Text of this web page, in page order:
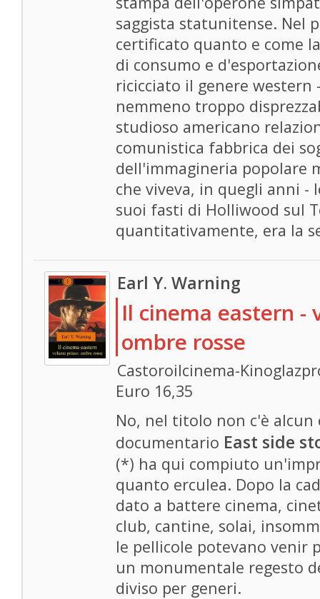
saggista statunitense. Nel
certificato quanto e come
di consumo e
ricicciato il genere
nemmeno troppo
studioso americano
comunistica fabbrica dei
dell'immagineria popolare
che viveva, in quegli anni
suoi fasti di Holliwood sul
quantitativamente, era la
Earl Y. Warning
Il cinema eastern -
ombre rosse
Castoroilcinema-
Euro 16,35
No, nel titolo non c'è
documentario East side
(*) ha qui compiuto
quanto erculea. Dopo la
dato a battere cinema,
club, cantine, solai,
le pellicole potevano venir
un monumentale regesto
diviso per generi.